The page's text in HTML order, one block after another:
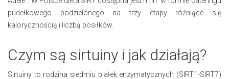
pudełkowego podzielonego na trzy etapy różniące się
kalorycznością i liczbą posiłków.
Czym są sirtuiny i jak działają?
Sirtuiny to rodzina siedmiu białek enzymatycznych (SIRT1-SIRT7)